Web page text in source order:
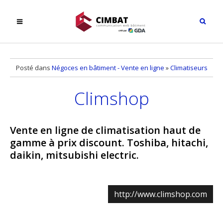
Posté dans Négoces en bâtiment - Vente en ligne »Climatiseurs
Climshop
Vente en ligne de climatisation haut de
gamme à prix discount. Toshiba, hitachi,
daikin, mitsubishi electric.
http://www.climshop.com